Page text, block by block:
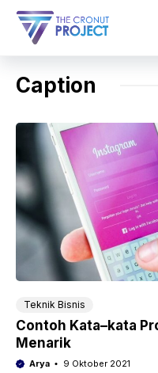
Langsung
Caption
Teknik Bisnis
Contoh Kata–kata
Menarik
Arya 9 Oktober 2021